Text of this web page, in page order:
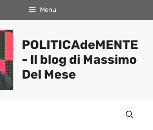
Menu
POLITICAdeMENTE
- Il blog di Massimo
Del Mese